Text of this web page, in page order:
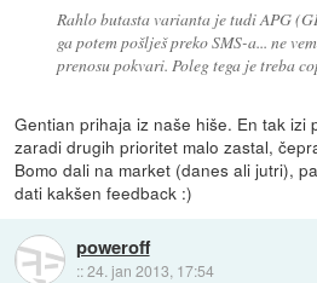
Rahlo butasta varianta je tudi APG
ga potem pošlješ preko SMS-a... ne
prenosu pokvari. Poleg tega je treba
Gentian prihaja iz naše hiše. En tak izi
zaradi drugih prioritet malo zastal,
Bomo dali na market (danes ali jutri),
dati kakšen feedback :)
poweroff
::24. jan 2013, 17:54